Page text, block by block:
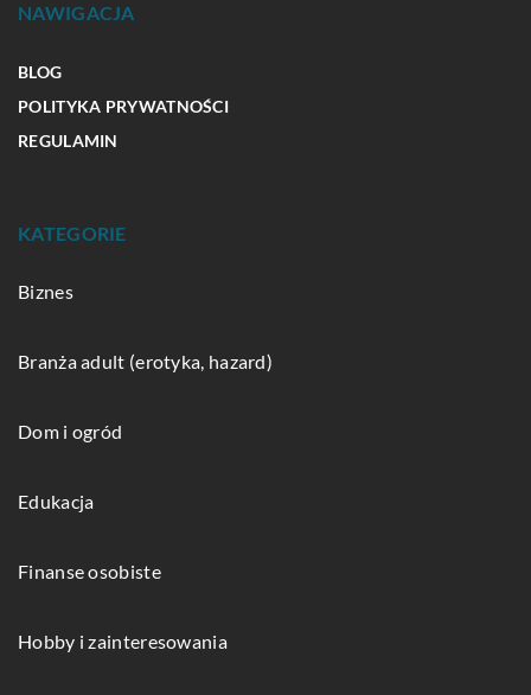
NAWIGACJA
BLOG
POLITYKA PRYWATNOŚCI
REGULAMIN
KATEGORIE
Biznes
Branża adult (erotyka, hazard)
Dom i ogród
Edukacja
Finanse osobiste
Hobby i zainteresowania